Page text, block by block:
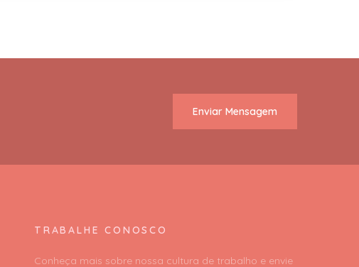
Enviar Mensagem
TRABALHE CONOSCO
Conheça mais sobre nossa cultura de trabalho e envie